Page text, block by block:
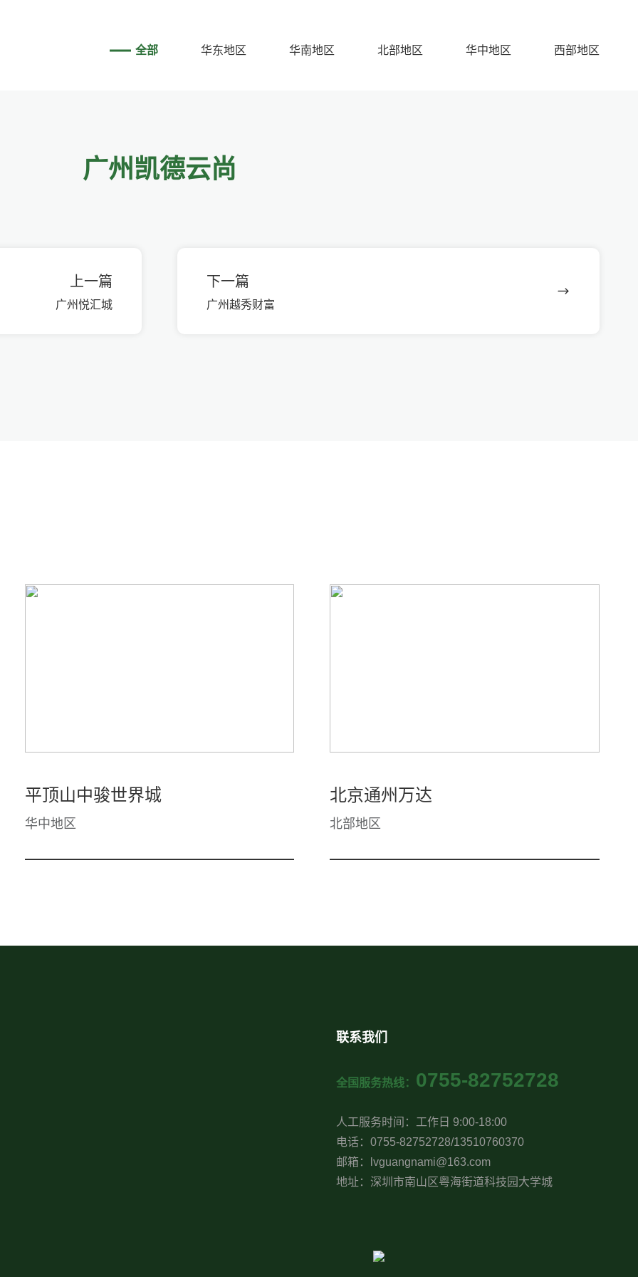
全部 华东地区 华南地区 北部地区 华中地区 西部地区
广州凯德云尚
上一篇
广州悦汇城
下一篇
广州越秀财富
平顶山中骏世界城
华中地区
北京通州万达
北部地区
联系我们
全国服务热线： 0755-82752728
人工服务时间：工作日 9:00-18:00
电话：0755-82752728/13510760370
邮箱：lvguangnami@163.com
地址：深圳市南山区粤海街道科技园大学城